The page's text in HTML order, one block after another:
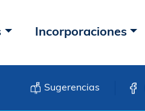
Incorporaciones
Sugerencias